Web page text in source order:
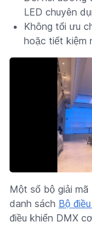
LED chuyên
Không tối ưu
hoặc tiết kiệm
Một số bộ giải
danh sách Bộ
điều khiển DMX